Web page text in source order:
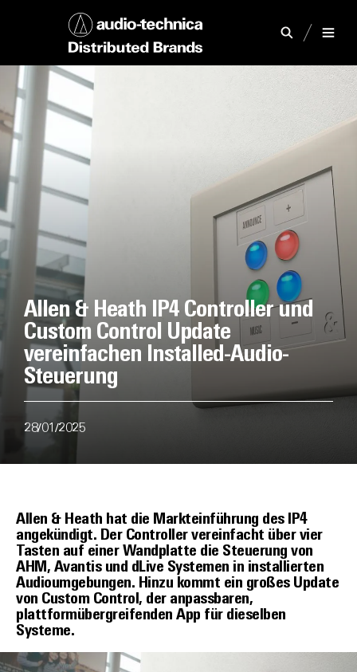
Allen & Heath IP4 Controller und
Custom Control Update
vereinfachen Installed-Audio-
Steuerung
28/01/2025
Allen & Heath hat die Markteinführung des IP4
angekündigt. Der Controller vereinfacht über vier
Tasten auf einer Wandplatte die Steuerung von
AHM, Avantis und dLive Systemen in installierten
Audioumgebungen. Hinzu kommt ein großes Update
von Custom Control, der anpassbaren,
plattformübergreifenden App für dieselben
Systeme.